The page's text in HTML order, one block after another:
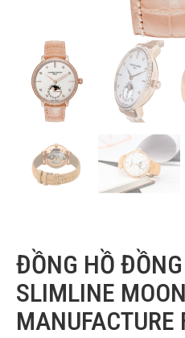
ĐỒNG HỒ
SLIMLINE